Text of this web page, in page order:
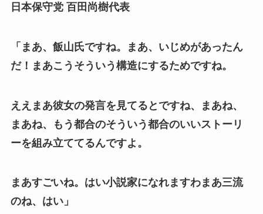
日本保守党 百田尚樹代表
「まあ、飯山氏ですね。まあ、いじめがあったん
だ！まあこうそういう構造にするためですね。
ええまあ彼女の発言を見てるとですね、まあね、
まあね、もう都合のそういう都合のいいストーリ
ーを組み立ててるんですよ。
まあすごいね。はい小説家になれますわまあ三流
のね、はい」